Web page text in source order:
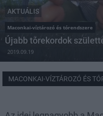
AKTUÁLIS
Maconkai-víztározó és tórendszere
Újabb tórekordok
2019.09.19
MACONKAI-VÍZTÁROZÓ ÉS